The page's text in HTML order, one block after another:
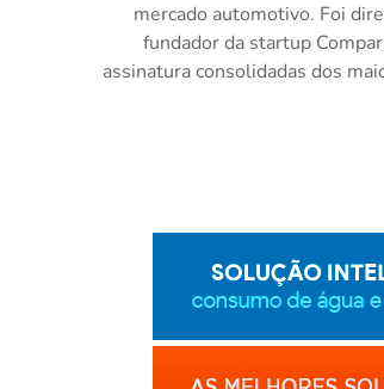
mercado automotivo. Foi
fundador da startup
assinatura consolidadas dos